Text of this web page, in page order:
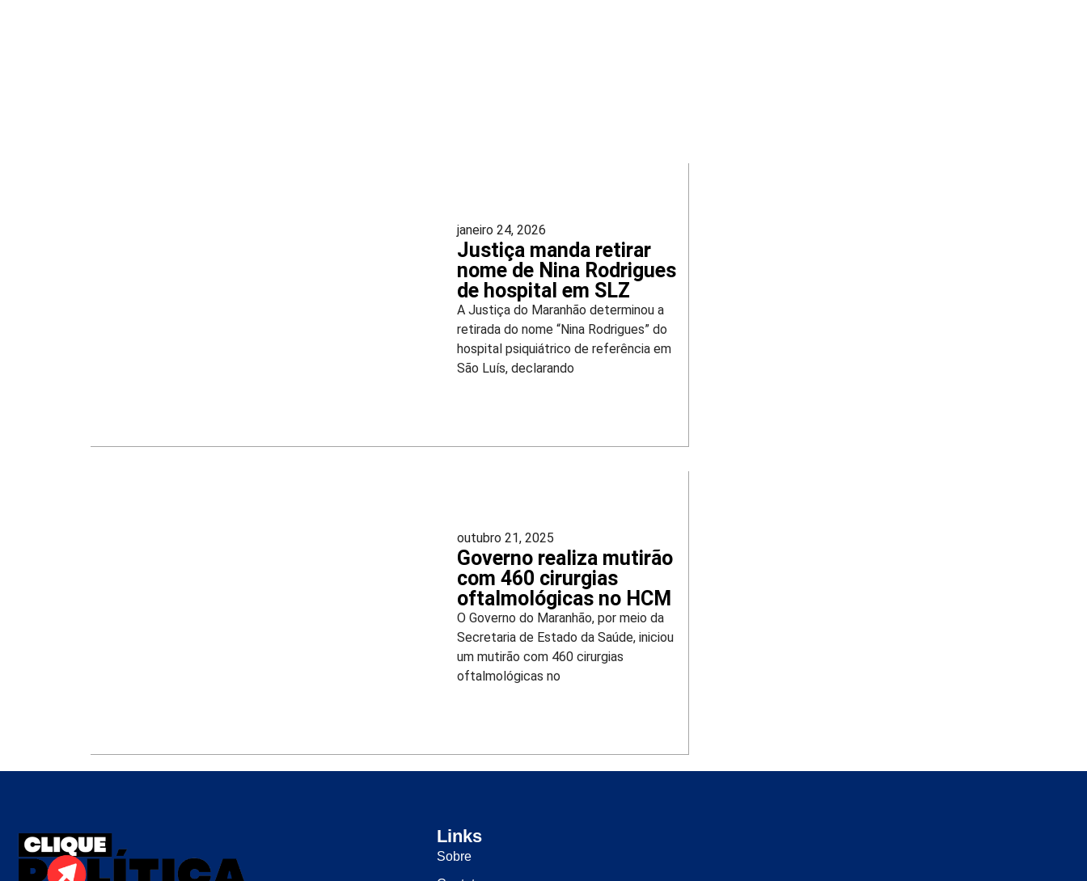
janeiro 24, 2026
Justiça manda retirar
nome de Nina Rodrigues
de hospital em SLZ
A Justiça do Maranhão determinou a
retirada do nome “Nina Rodrigues” do
hospital psiquiátrico de referência em
São Luís, declarando
outubro 21, 2025
Governo realiza mutirão
com 460 cirurgias
oftalmológicas no HCM
O Governo do Maranhão, por meio da
Secretaria de Estado da Saúde, iniciou
um mutirão com 460 cirurgias
oftalmológicas no
Links
Sobre